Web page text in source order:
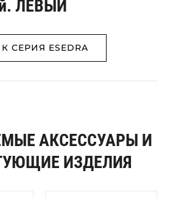
ЛЕВЫЙ
СЕРИЯ ESEDRA
АКСЕССУАРЫ И
ИЗДЕЛИЯ